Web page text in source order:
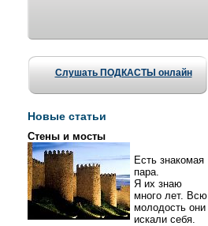
Слушать ПОДКАСТЫ онлайн
Новые статьи
Стены и мосты
Есть знакомая
пара.
Я их знаю
много лет. Всю
молодость они
искали себя.